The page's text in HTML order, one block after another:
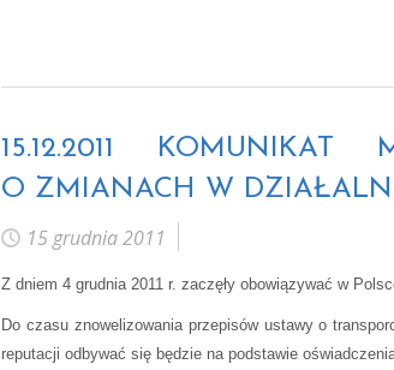
15.12.2011 KOMUNIKAT
O ZMIANACH W
15 grudnia 2011
Z dniem 4 grudnia 2011 r. zaczęły obowiązywać w
Do czasu znowelizowania przepisów ustawy o
reputacji odbywać się będzie na podstawie